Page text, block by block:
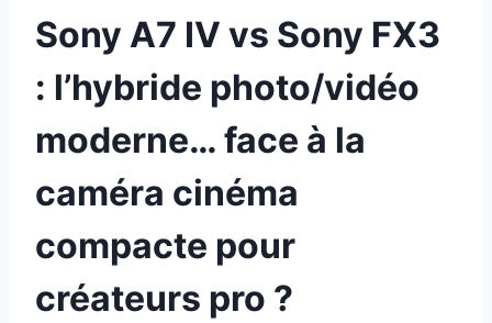
Sony A7 IV vs Sony FX3
: l’hybride photo/vidéo
moderne… face à la
caméra cinéma
compacte pour
créateurs pro ?